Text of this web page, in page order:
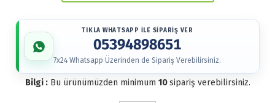
TIKLA WHATSAPP İLE SİPARİŞ VER
05394898651
7x24 Whatsapp Üzerinden de Sipariş Verebilirsiniz.
Bilgi :Bu ürünümüzden minimum 10sipariş verebilirsiniz.